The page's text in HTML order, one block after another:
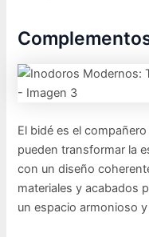
El bidé es el
pueden transformar la
con un diseño
materiales y acabados
un espacio armonioso